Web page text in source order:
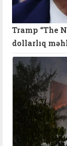
Tramp “The
dollarlıq